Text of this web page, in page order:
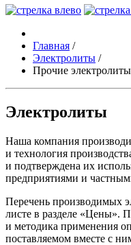
Главная /
Электролиты /
Прочие электролиты
Электролиты
Наша компания
и технология
и подтверждена их
предприятиями и
Перечень производимых
листе в разделе «Цены».
и методика применения
поставляемом вместе с